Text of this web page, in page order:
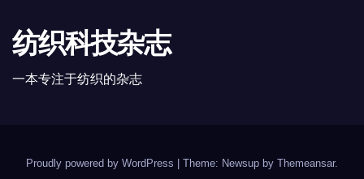
纺织科技杂志
一本专注于纺织的杂志
Proudly powered by WordPress Theme: Newsup by Themeansar.